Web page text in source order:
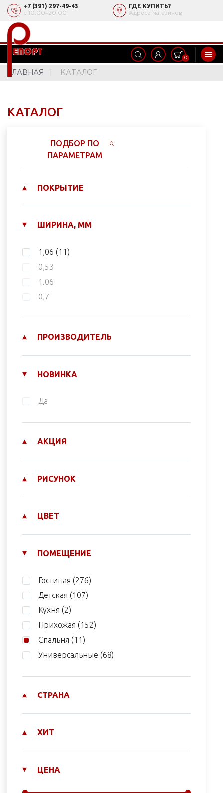
+7 (391) 297-49-43
с 10:00‒20:00
ГДЕ КУПИТЬ?
Адреса магазинов
0
ГЛАВНАЯ КАТАЛОГ
КАТАЛОГ
ПОДБОР ПО
ПАРАМЕТРАМ
ПОКРЫТИЕ
ШИРИНА, ММ
1,06 (11)
0,53
1.06
0,7
ПРОИЗВОДИТЕЛЬ
НОВИНКА
Да
АКЦИЯ
РИСУНОК
ЦВЕТ
ПОМЕЩЕНИЕ
Гостиная (276)
Детская (107)
Кухня (2)
Прихожая (152)
Спальня (11)
Универсальные (68)
СТРАНА
ХИТ
ЦЕНА